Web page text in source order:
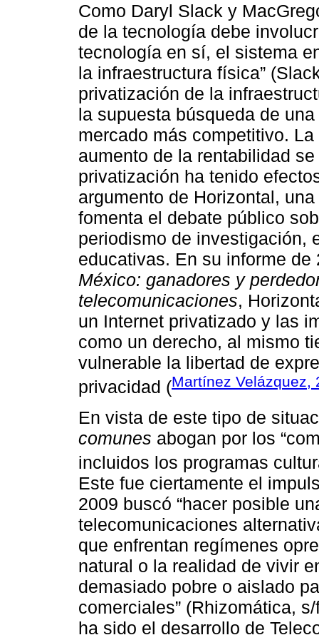
Como Daryl Slack y
de la tecnología debe
tecnología en sí, el sistema
la infraestructura física”
privatización de la
la supuesta búsqueda de
mercado más competitivo.
aumento de la rentabilidad
privatización ha tenido
argumento de Horizontal,
fomenta el debate público
periodismo de investigación,
educativas. En su informe
México: ganadores y
telecomunicaciones,
un Internet privatizado y las
como un derecho, al mismo
vulnerable la libertad de
privacidad (Martínez Velázquez,
En vista de este tipo de
comunes abogan por los
incluidos los programas
Este fue ciertamente el
2009 buscó “hacer posible
telecomunicaciones
que enfrentan regímenes
natural o la realidad de vivir
demasiado pobre o aislado
comerciales” (Rhizomática,
ha sido el desarrollo de